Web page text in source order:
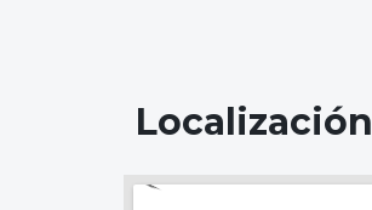
Localización